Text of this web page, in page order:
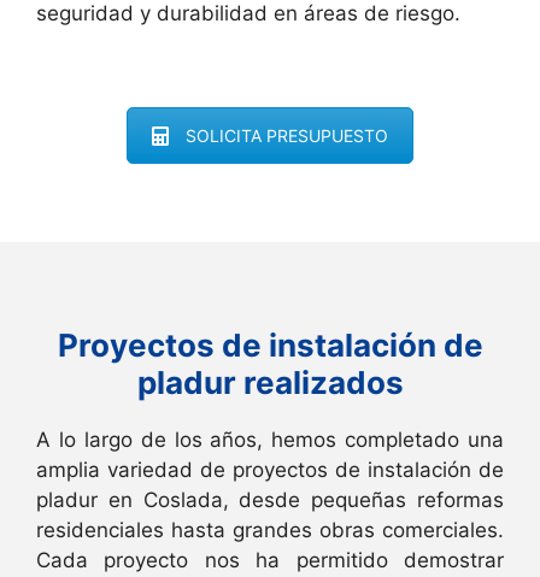
seguridad y durabilidad en áreas de riesgo.
SOLICITA PRESUPUESTO
Proyectos de instalación de
pladur realizados
A lo largo de los años, hemos completado una
amplia variedad de proyectos de instalación de
pladur en Coslada, desde pequeñas reformas
residenciales hasta grandes obras comerciales.
Cada proyecto nos ha permitido demostrar